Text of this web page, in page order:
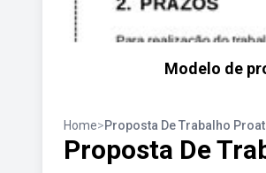
Modelo de
Home>Proposta De Trabalho
Proposta De